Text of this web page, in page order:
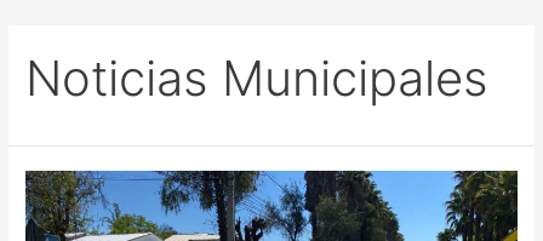
Noticias Municipales